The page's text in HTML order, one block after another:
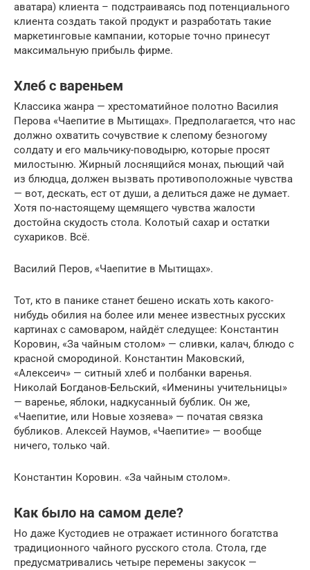
аватара) клиента – подстраиваясь под потенциального
клиента создать такой продукт и разработать такие
маркетинговые кампании, которые точно принесут
максимальную прибыль фирме.
Хлеб с вареньем
Классика жанра — хрестоматийное полотно Василия
Перова «Чаепитие в Мытищах». Предполагается, что нас
должно охватить сочувствие к слепому безногому
солдату и его мальчику-поводырю, которые просят
милостыню. Жирный лоснящийся монах, пьющий чай
из блюдца, должен вызвать противоположные чувства
— вот, дескать, ест от души, а делиться даже не думает.
Хотя по-настоящему щемящего чувства жалости
достойна скудость стола. Колотый сахар и остатки
сухариков. Всё.
Василий Перов, «Чаепитие в Мытищах».
Тот, кто в панике станет бешено искать хоть какого-
нибудь обилия на более или менее известных русских
картинах с самоваром, найдёт следущее: Константин
Коровин, «За чайным столом» — сливки, калач, блюдо с
красной смородиной. Константин Маковский,
«Алексеич» — ситный хлеб и полбанки варенья.
Николай Богданов-Бельский, «Именины учительницы»
— варенье, яблоки, надкусанный бублик. Он же,
«Чаепитие, или Новые хозяева» — початая связка
бубликов. Алексей Наумов, «Чаепитие» — вообще
ничего, только чай.
Константин Коровин. «За чайным столом».
Как было на самом деле?
Но даже Кустодиев не отражает истинного богатства
традиционного чайного русского стола. Стола, где
предусматривались четыре перемены закусок —